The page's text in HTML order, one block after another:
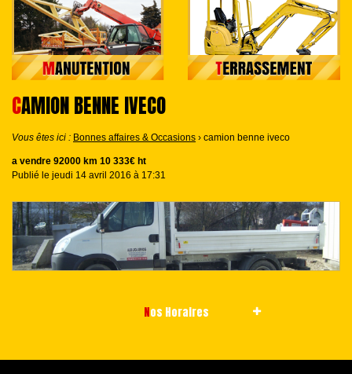
Vous êtes ici : Bonnes affaires & Occasions › camion benne iveco
a vendre 92000 km 10 333€ ht
Publié le jeudi 14 avril 2016 à 17:31
Nos Horaires
CAMION BENNE IVECO